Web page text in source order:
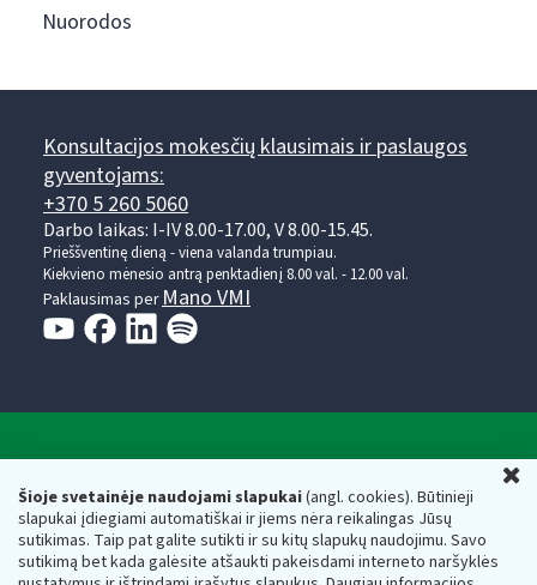
Šioje svetainėje naudojami slapukai(angl. cookies). Būtinieji
slapukai įdiegiami automatiškai ir jiems nėra reikalingas Jūsų
sutikimas. Taip pat galite sutikti ir su kitų slapukų naudojimu. Savo
sutikimą bet kada galėsite atšaukti pakeisdami interneto naršyklės
Nuorodos
Konsultacijos mokesčių klausimais ir paslaugos
gyventojams:
+370 5 260 5060
Darbo laikas: I-IV 8.00-17.00, V 8.00-15.45.
Prieššventinę dieną - viena valanda trumpiau.
Kiekvieno mėnesio antrą penktadienį 8.00 val. - 12.00 val.
Paklausimas per Mano VMI
Respublikos finansų ministerijos
Biudžetinė įstaiga. Juridinio asmens kodas — 188659752,
adresas: Vasario 16-osios g. 14, 01107 Vilnius, Lietuva, el.paštas:
vmi@vmi.lt, E. pristatymo dėžutės adresas 188659752